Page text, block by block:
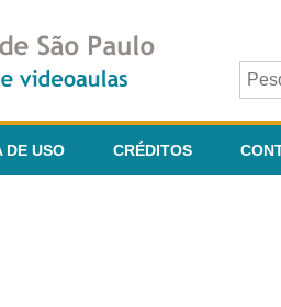
DE USO CRÉDITOS